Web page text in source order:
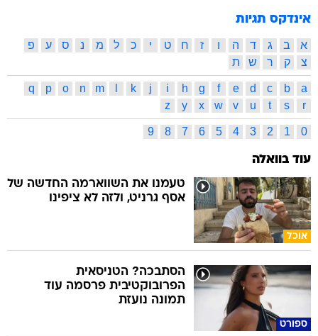
אינדקס תגיות
א ב ג ד ה ו ז ח ט י כ ל מ נ ס ע
פ
צ
ק ר ש ת
a
b
c
d
e
f
g
h
i
j
k
m
n
o
p
q
r
s
t
u
v
w
x
y
z
0
1
2
3
4
5
6
7
8
9
עוד בוואלה
אוכל
טעמנו את השווארמה החדשה של
אסף גרניט, ולזה לא ציפינו
ספורט
הסתבכה? הטניסאית
הפרובוקטיבית פרסמה עוד
תמונה נועזת